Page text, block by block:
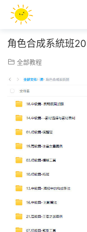
角色合成系統班
全部教程